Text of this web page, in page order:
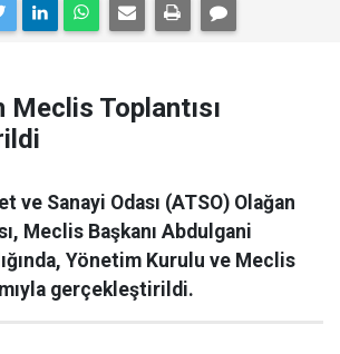
Toplantısı
ve Sanayi Odası (ATSO) Olağan
Meclis Başkanı Abdulgani
Yönetim Kurulu ve Meclis
gerçekleştirildi.